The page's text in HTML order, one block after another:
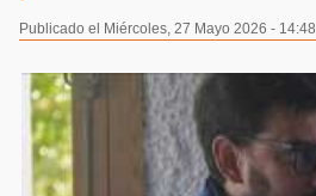
Publicado el Miércoles, 27 Mayo 2026 - 14:48